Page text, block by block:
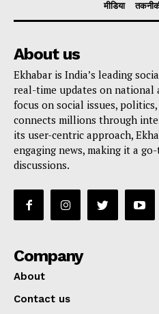
मीडिया
About us
Ekhabar is India’s leading
real-time updates on national
focus on social issues,
connects millions through
its user-centric approach,
engaging news, making it a
discussions.
Company
About
Contact us